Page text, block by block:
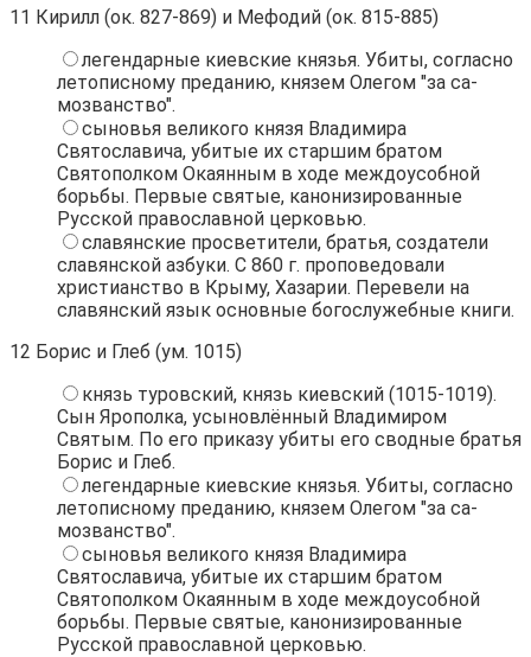
11 Кирилл (ок. 827-869) и Мефодий (ок. 815-885)
легендарные киевские князья. Убиты, согласно
летописному преданию, князем Олегом "за са-
мозванство".
сыновья великого князя Владимира
Святославича, убитые их старшим братом
Святополком Окаянным в ходе междоусобной
борьбы. Первые святые, канонизированные
Русской православной церковью.
славянские просветители, братья, создатели
славянской азбуки. С 860 г. проповедовали
христианство в Крыму, Хазарии. Перевели на
славянский язык основные богослужебные книги.
12 Борис и Глеб (ум. 1015)
князь туровский, князь киевский (1015-1019).
Сын Ярополка, усыновлённый Владимиром
Святым. По его приказу убиты его сводные братья
Борис и Глеб.
легендарные киевские князья. Убиты, согласно
летописному преданию, князем Олегом "за са-
мозванство".
сыновья великого князя Владимира
Святославича, убитые их старшим братом
Святополком Окаянным в ходе междоусобной
борьбы. Первые святые, канонизированные
Русской православной церковью.